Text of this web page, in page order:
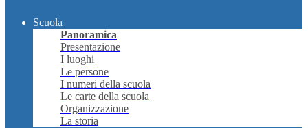
Scuola
Panoramica
Presentazione
I luoghi
Le persone
I numeri della scuola
Le carte della scuola
Organizzazione
La storia